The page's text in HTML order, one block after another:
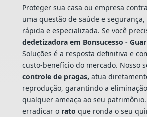
Proteger sua casa ou empresa
uma questão de saúde e
rápida e especializada. Se você
dedetizadora em Bonsucesso -
Soluções é a resposta definitiva e
custo-benefício do mercado. Nosso
controle de pragas, atua
reprodução, garantindo a
qualquer ameaça ao seu
erradicar o rato que ronda o seu